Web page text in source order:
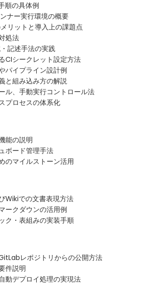
順の具体例
ナー実行環境の概要
ットと導入上の課題点
処法
記述手法の実践
CIシークレット設定方法
パイプライン設計例
と組み込み方の解説
ル、手動実行コントロール法
プロセスの体系化
能の説明
ボード管理手法
のマイルストーン活用
Wikiでの文書表現方法
ークダウンの活用例
ク・表組みの実装手順
レポジトリからの公開方法
件説明
動デプロイ処理の実現法